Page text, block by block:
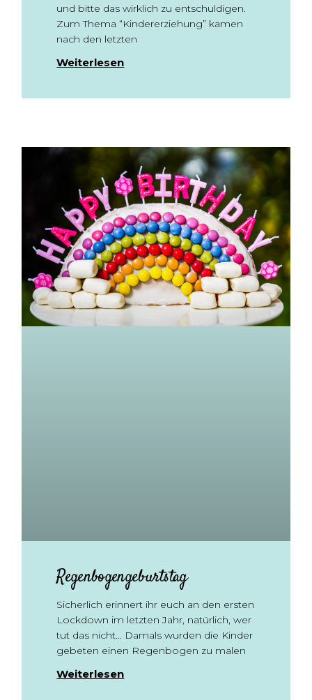
und bitte das wirklich zu entschuldigen.
Zum Thema “Kindererziehung” kamen
nach den letzten
Weiterlesen
Regenbogengeburtstag
Sicherlich erinnert ihr euch an den ersten
Lockdown im letzten Jahr, natürlich, wer
tut das nicht… Damals wurden die Kinder
gebeten einen Regenbogen zu malen
Weiterlesen